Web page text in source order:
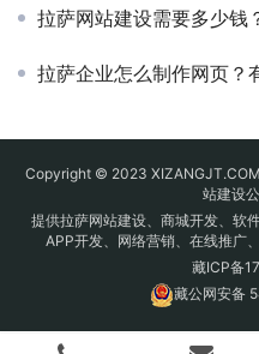
拉萨网站建设需要多少钱
拉萨企业怎么制作网页？
Copyright © 2023
站建设
提供拉萨网站建设、商城开发、软
APP开发、网络营销、在线推广
藏ICP备
藏公网安备